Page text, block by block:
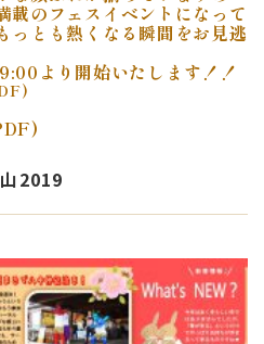
載のフェスイベントになって
っとも熱くなる瞬間をお見逃
より開始いたします！！
2019